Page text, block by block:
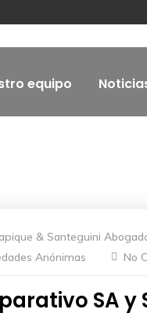
equipo
& Santeguini
Anónimas No
SA y